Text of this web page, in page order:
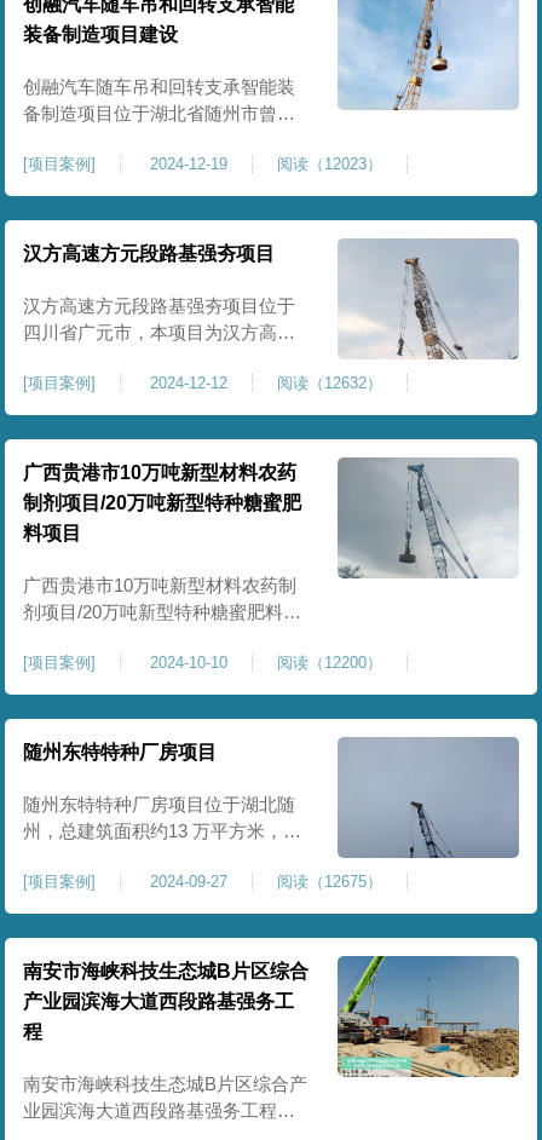
夯击能较大，夯击次数较多，为确
保场地临近建筑物安全性，我司在
临近建筑物的场地界限开挖减震沟
创融汽车随车吊和回转支承智能
装备制造项目建设
创融汽车随车吊和回转支承智能装
备制造项目位于湖北省随州市曾都
套设置，本次对主要对项目生产车
间区域进行强夯施工，面积约为
20000平方米，要求经强夯后地基承
载力不低于140Kpa。康尚强夯公司
场，设备型号为ZRYG3500C，施工
作业人员按照设计严格施工。
[项目案例] 2024-12-19 阅读（12023）
汉方高速方元段路基强夯项目
汉方高速方元段路基强夯项目位于
四川省广元市，本项目为汉方高速
240000平方米，施工周期长，待路
基回填达到设计标高后，强夯施工
一次。我司于土方单位交叉作业。
康尚强夯公司于2024年10月20日安
排设备人员进场，按照图纸设计施
工。
[项目案例] 2024-12-12 阅读（12632）
广西贵港市10万吨新型材料农药
制剂项目/20万吨新型特种糖蜜肥
料项目
广西贵港市10万吨新型材料农药制
剂项目/20万吨新型特种糖蜜肥料项
期施工，一期为10万吨新型材料农
药制剂项目施工，二期为20万吨新
型特种糖蜜肥料项目，两期项目都
采用基础承台加强夯和普通强夯施
使用要求，单独对基础承台位置地
基进行置换加强夯，其他区域采用
[项目案例] 2024-10-10 阅读（12200）
随州东特特种厂房项目
随州东特特种厂房项目位于湖北随
州，总建筑面积约13 万平方米，为
载力与均匀性要求严苛。项目于
2024 年 9 月正式开工，地基处理采
用高能级强夯施工工艺，通过大吨
位重锤动力固结，全面提升场地密
实度与承载性能，满足重载车间、
设备基础与行车轨道的长期稳定运
行要求。项目严格遵循强夯地基处
[项目案例] 2024-09-27 阅读（12675）
南安市海峡科技生态城B片区综合
产业园滨海大道西段路基强务工
程
南安市海峡科技生态城B片区综合产
业园滨海大道西段路基强务工程位